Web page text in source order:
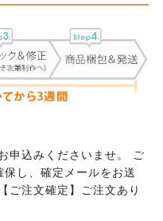
申込みくださいませ。 ご
し、確定メールをお送
ご注文確定】ご注文あり